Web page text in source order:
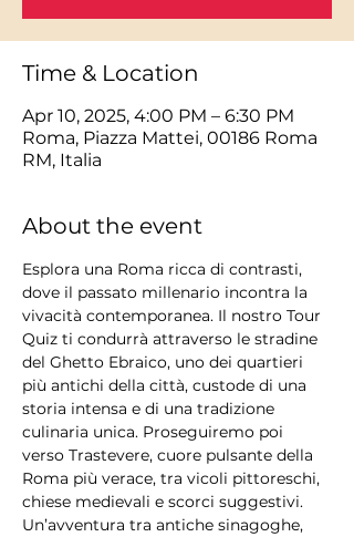
Time & Location
Apr 10, 2025, 4:00 PM – 6:30 PM
Roma, Piazza Mattei, 00186 Roma
RM, Italia
About the event
Esplora una Roma ricca di contrasti,
dove il passato millenario incontra la
vivacità contemporanea. Il nostro Tour
Quiz ti condurrà attraverso le stradine
del Ghetto Ebraico, uno dei quartieri
più antichi della città, custode di una
storia intensa e di una tradizione
culinaria unica. Proseguiremo poi
verso Trastevere, cuore pulsante della
Roma più verace, tra vicoli pittoreschi,
chiese medievali e scorci suggestivi.
Un’avventura tra antiche sinagoghe,